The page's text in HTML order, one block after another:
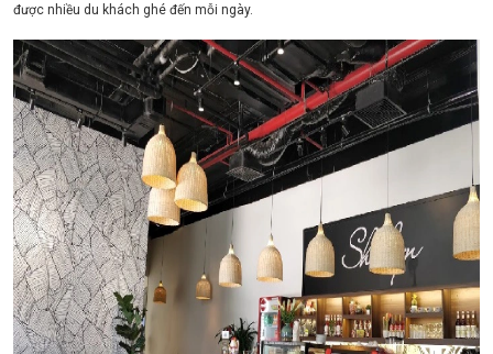
được nhiều du khách ghé đến mỗi ngày.